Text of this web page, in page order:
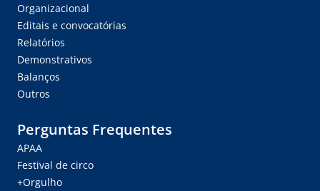
Organizacional
Editais e convocatórias
Relatórios
Demonstrativos
Balanços
Outros
Perguntas Frequentes
APAA
Festival de circo
+Orgulho